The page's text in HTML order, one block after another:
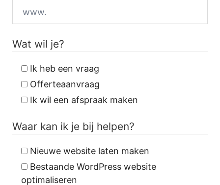
Wat wil je?
Ik heb een vraag
Offerteaanvraag
Ik wil een afspraak maken
Waar kan ik je bij helpen?
Nieuwe website laten maken
Bestaande WordPress website
optimaliseren